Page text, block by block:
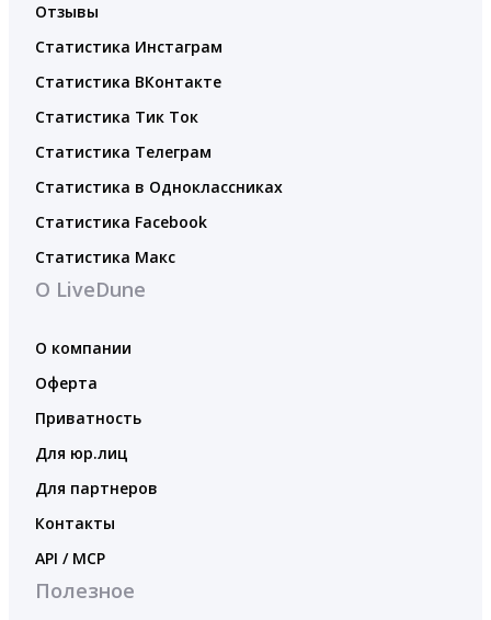
Отзывы
Статистика Инстаграм
Статистика ВКонтакте
Статистика Тик Ток
Статистика Телеграм
Статистика в Одноклассниках
Статистика Facebook
Статистика Макс
О LiveDune
О компании
Оферта
Приватность
Для юр.лиц
Для партнеров
Контакты
API / MCP
Полезное